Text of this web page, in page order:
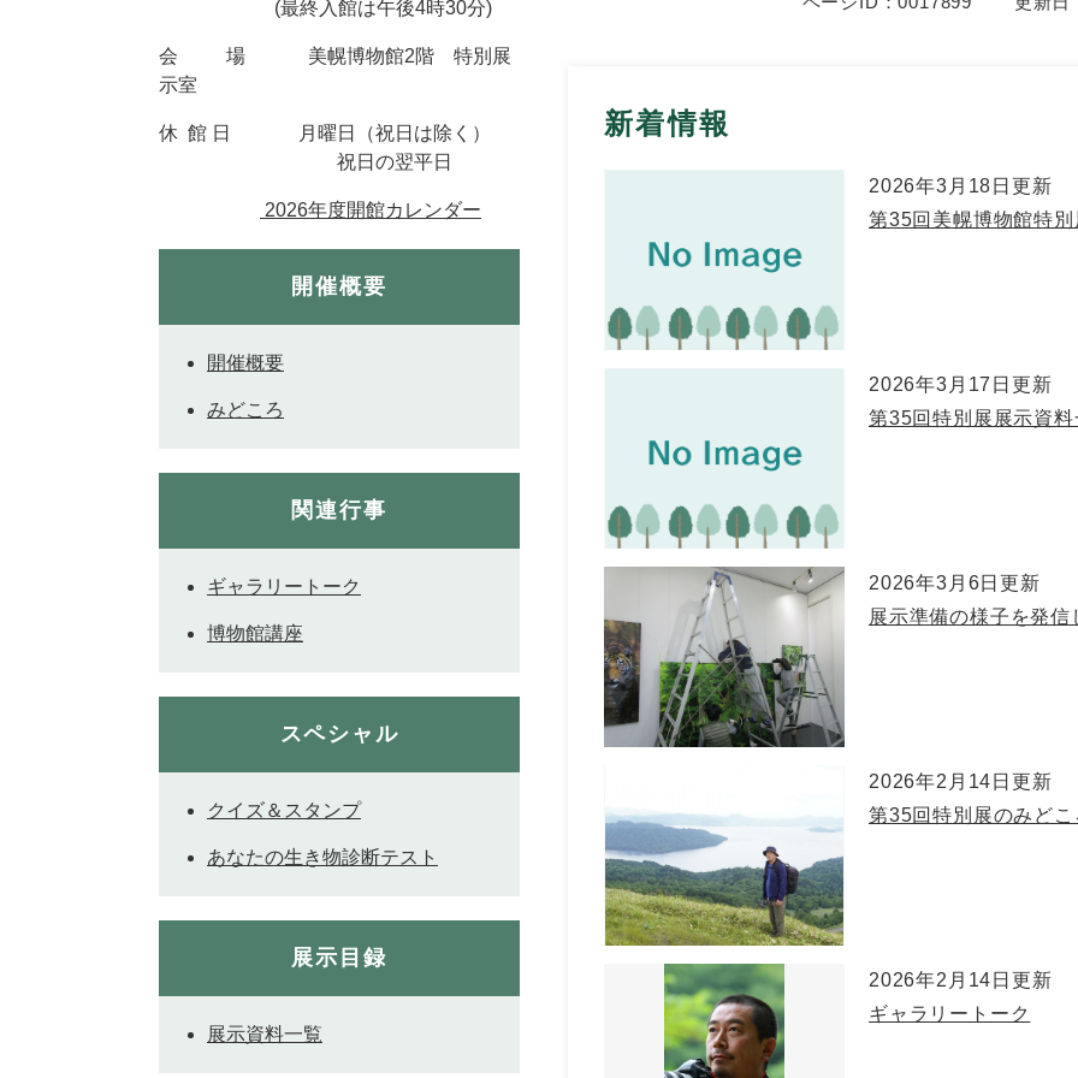
新着情報
2026年3月18日更新
第35回美幌博物館特
2026年3月17日更新
第35回特別展展示資料
2026年3月6日更新
展示準備の様子を発信
2026年2月14日更新
第35回特別展のみどこ
2026年2月14日更新
ギャラリートーク
(最終入館は午後4時30分)
会 場 美幌博物館2階 特別展
示室
休 館 日 月曜日（祝日は除く）
祝日の翌平日
2026年度開館カレンダー
開催概要
開催概要
みどころ
関連行事
ギャラリートーク
博物館講座
スペシャル
クイズ＆スタンプ
あなたの生き物診断テスト
展示目録
展示資料一覧